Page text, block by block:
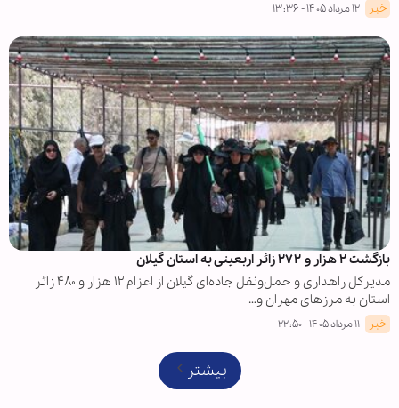
خبر ۱۲ مرداد ۱۴۰۵ - ۱۳:۳۶
بازگشت ۲ هزار و ۲۷۲ زائر اربعینی به استان گیلان
مدیرکل راهداری و حمل‌ونقل جاده‌ای گیلان از اعزام ۱۲ هزار و ۴۸۰ زائر
استان به مرزهای مهران و…
خبر ۱۱ مرداد ۱۴۰۵ - ۲۲:۵۰
بیشتر